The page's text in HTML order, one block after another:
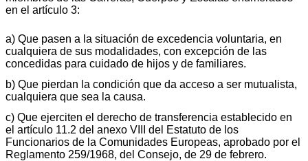
en el artículo 3:
a) Que pasen a la situación de excedencia voluntaria, en
cualquiera de sus modalidades, con excepción de las
concedidas para cuidado de hijos y de familiares.
b) Que pierdan la condición que da acceso a ser mutualista,
cualquiera que sea la causa.
c) Que ejerciten el derecho de transferencia establecido en
el artículo 11.2 del anexo VIII del Estatuto de los
Funcionarios de la Comunidades Europeas, aprobado por el
Reglamento 259/1968, del Consejo, de 29 de febrero.